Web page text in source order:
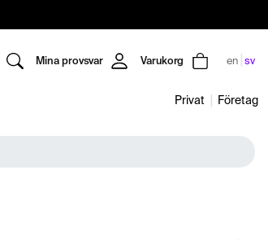
Mina provsvar Varukorg en sv
Privat Företag